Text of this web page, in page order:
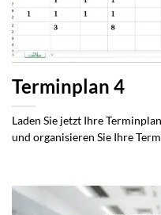
Terminplan 4
Laden Sie jetzt Ihre
und organisieren Sie Ihre